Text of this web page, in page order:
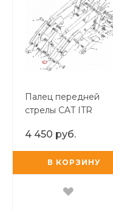
Палец передней
стрелы CAT ITR
4 450 руб.
В КОРЗИНУ